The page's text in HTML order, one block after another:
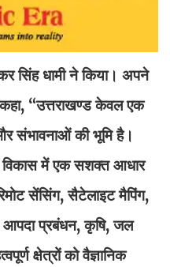
सिंह धामी ने किया। अपने
“उत्तराखण्ड केवल एक
संभावनाओं की भूमि है।
के विकास में एक सशक्त आधार
सेंसिंग, सैटेलाइट मैपिंग,
आपदा प्रबंधन, कृषि, जल
क्षेत्रों को वैज्ञानिक